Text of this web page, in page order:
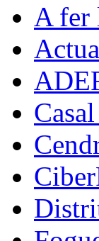
A fer